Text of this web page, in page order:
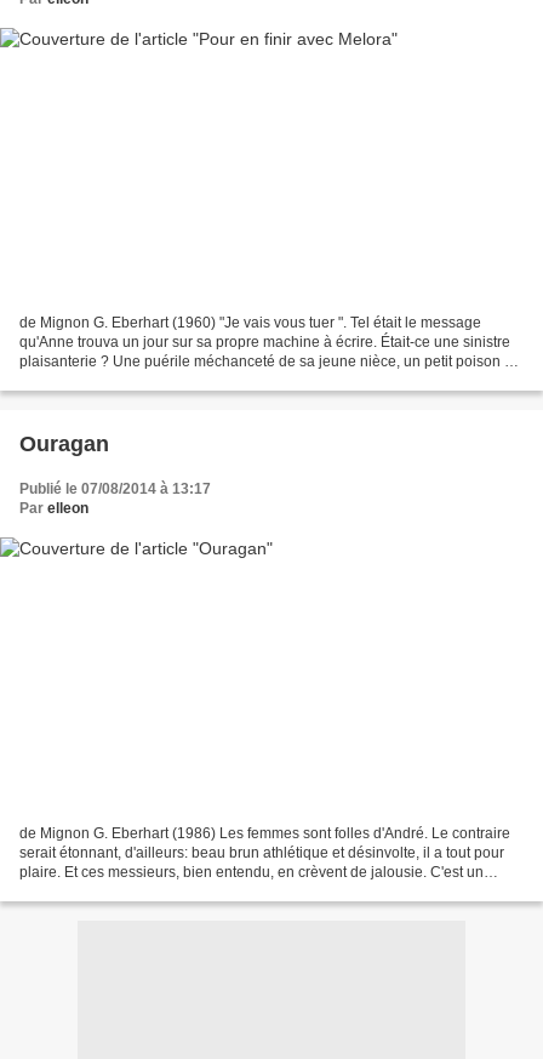
de Mignon G. Eberhart (1960) "Je vais vous tuer ". Tel était le message
qu'Anne trouva un jour sur sa propre machine à écrire. Était-ce une sinistre
plaisanterie ? Une puérile méchanceté de sa jeune nièce, un petit poison de
Ouragan
Publié le 07/08/2014 à 13:17
Par elleon
de Mignon G. Eberhart (1986) Les femmes sont folles d'André. Le contraire
serait étonnant, d'ailleurs: beau brun athlétique et désinvolte, il a tout pour
plaire. Et ces messieurs, bien entendu, en crèvent de jalousie. C'est un